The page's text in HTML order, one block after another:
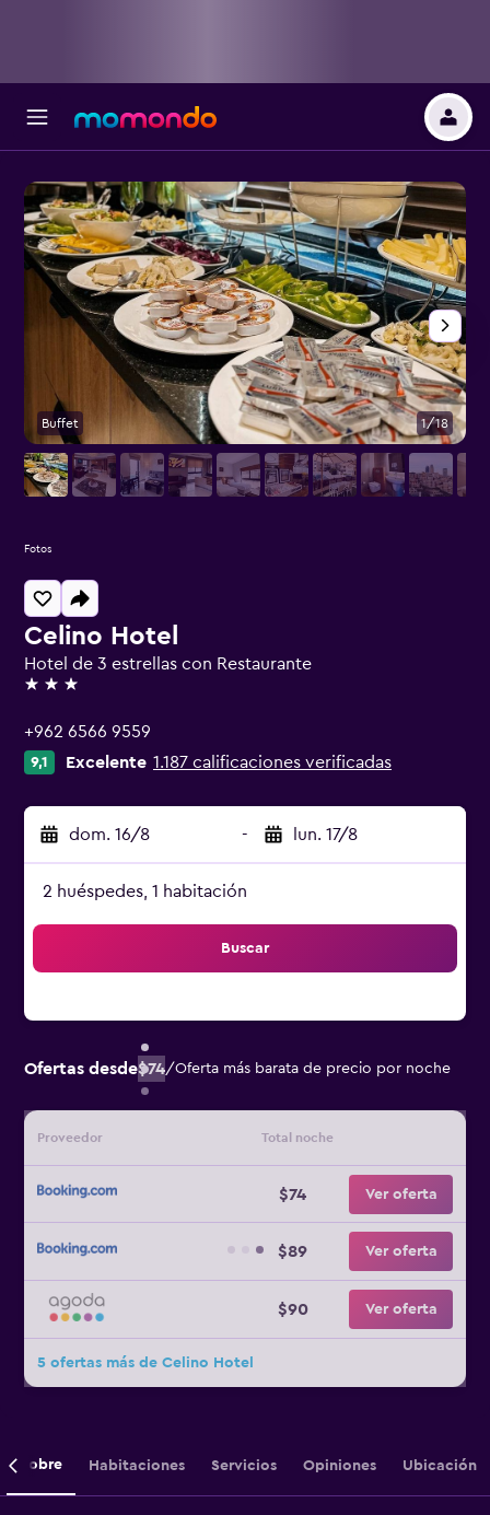
Celino Hotel
Hotel de 3 estrellas con Restaurante
3 estrellas
+962 6566 9559
9,1 Excelente 1.187 calificaciones verificadas
dom. 16/8 - lun. 17/8
2 huéspedes, 1 habitación
Buscar
Ofertas desde$74/Oferta más barata de precio por noche
Proveedor Total noche
$74 Ver oferta
$89 Ver oferta
$90 Ver oferta
5 ofertas más de Celino Hotel
Buffet 1/18
Fotos
Sobre Habitaciones Servicios Opiniones Ubicación